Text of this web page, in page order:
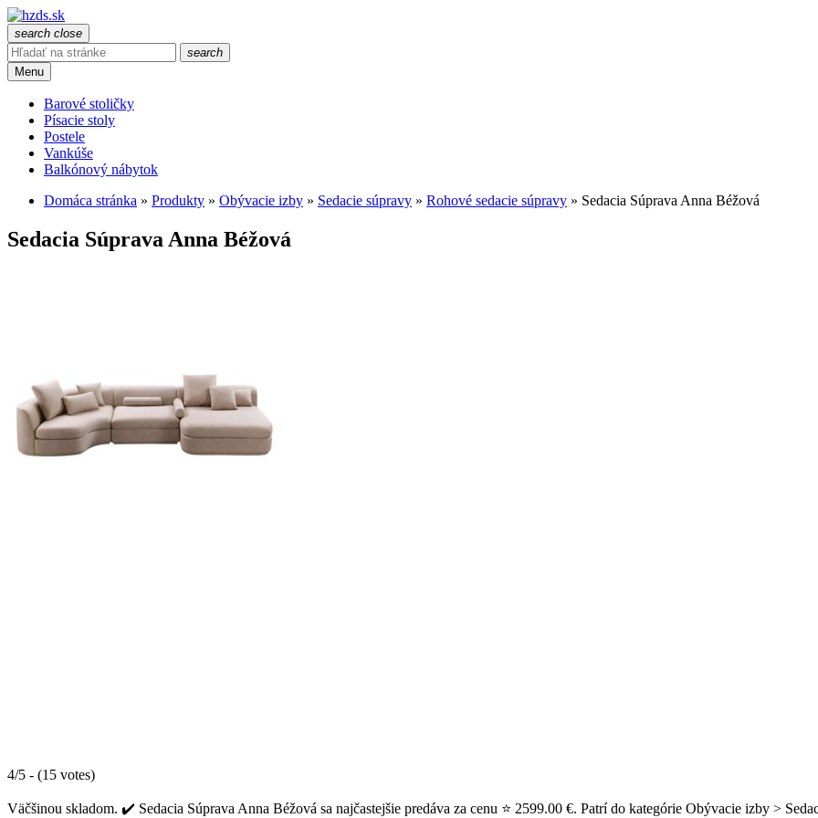
search close
search
Menu
Barové stoličky
Písacie stoly
Postele
Vankúše
Balkónový nábytok
Domáca stránka » Produkty » Obývacie izby » Sedacie súpravy » Rohové sedacie súpravy » Sedacia Súprava Anna Béžová
Sedacia Súprava Anna Béžová
4/5 - (15 votes)
Väčšinou skladom. ✔️ Sedacia Súprava Anna Béžová sa najčastejšie predáva za cenu ⭐ 2599.00 €. Patrí do kategórie Obývacie izby >